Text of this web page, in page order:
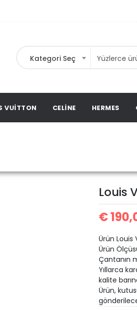
Kategori Seç
VUITTON CELINE HERMES
Louis
€
Ürün
Ürün
Çantanın
Yıllarca
kalite
Ürün,